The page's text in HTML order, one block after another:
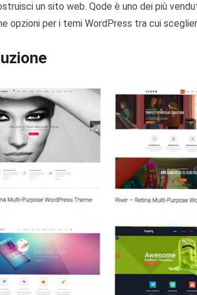
un sito web. Qode è uno dei più
opzioni per i temi WordPress tra cui